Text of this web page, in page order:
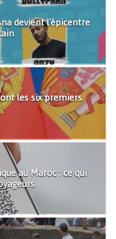
devient l'épicentre
les six premiers
au Maroc : ce qui